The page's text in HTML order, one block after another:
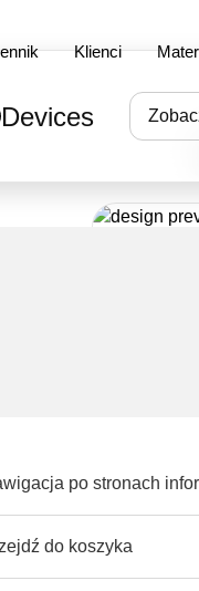
Klienci
Devices
po stronach
do koszyka